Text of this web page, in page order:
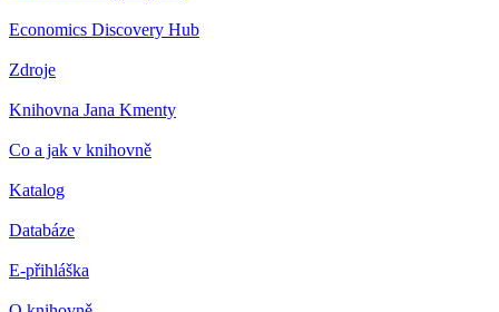
Economics Discovery Hub
Zdroje
Knihovna Jana Kmenty
Co a jak v knihovně
Katalog
Databáze
E-přihláška